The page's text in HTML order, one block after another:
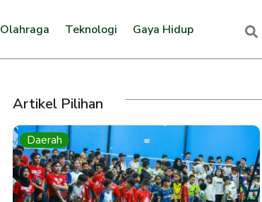
Olahraga Teknologi Gaya Hidup
Artikel Pilihan
Daerah